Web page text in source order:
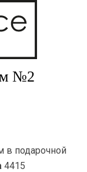
№2
в подарочной
4415